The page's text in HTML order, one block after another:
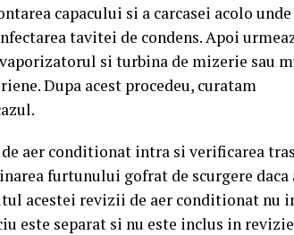
capacului si a carcasei acolo unde
tavitei de condens. Apoi
si turbina de mizerie sau
Dupa acest procedeu, curatam
aer conditionat intra si verificarea
furtunului gofrat de scurgere daca
acestei revizii de aer conditionat nu
este separat si nu este inclus in revizie